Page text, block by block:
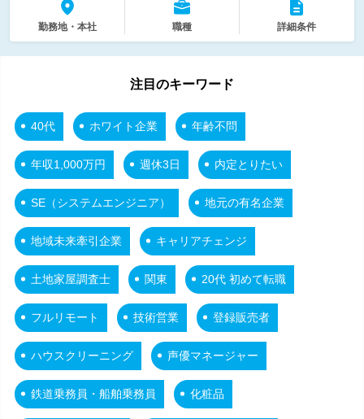
勤務地・本社 職種 詳細条件
注目のキーワード
40代 ホワイト企業 年齢不問
年収1,000万円 週休3日 内定とりたい
SE（システムエンジニア） 地元の有名企業
地域未来牽引企業 キャリアチェンジ
土地家屋調査士 関東 20代 初めて転職
フルリモート 技術営業 登録販売者
ハウスクリーニング 声優マネージャー
鉄道乗務員・船舶乗務員 化粧品